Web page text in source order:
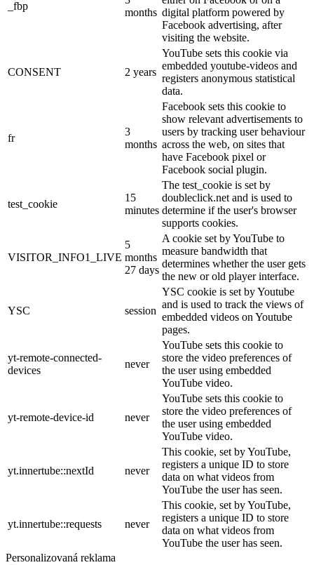
_fbp
months digital platform powered by
Facebook advertising, after
visiting the website.
CONSENT 2 years
YouTube sets this cookie via
embedded youtube-videos and
registers anonymous statistical
data.
fr
3
months
Facebook sets this cookie to
show relevant advertisements to
users by tracking user behaviour
across the web, on sites that
have Facebook pixel or
Facebook social plugin.
test_cookie
15
minutes
The test_cookie is set by
doubleclick.net and is used to
determine if the user's browser
supports cookies.
VISITOR_INFO1_LIVE
5
months
27 days
A cookie set by YouTube to
measure bandwidth that
determines whether the user gets
the new or old player interface.
YSC session
YSC cookie is set by Youtube
and is used to track the views of
embedded videos on Youtube
pages.
yt-remote-connected-
devices
never
YouTube sets this cookie to
store the video preferences of
the user using embedded
YouTube video.
yt-remote-device-id never
YouTube sets this cookie to
store the video preferences of
the user using embedded
YouTube video.
yt.innertube::nextId never
This cookie, set by YouTube,
registers a unique ID to store
data on what videos from
YouTube the user has seen.
yt.innertube::requests never
This cookie, set by YouTube,
registers a unique ID to store
data on what videos from
YouTube the user has seen.
Personalizovaná reklama